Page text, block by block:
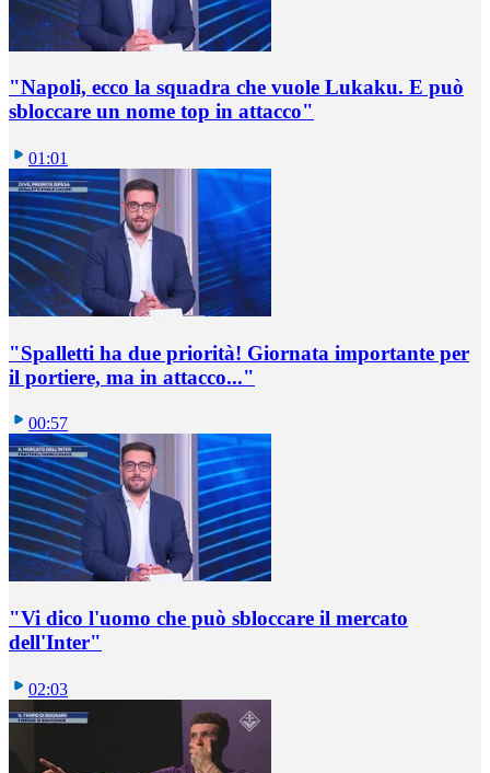
"Napoli, ecco la squadra che vuole Lukaku. E può
sbloccare un nome top in attacco"
01:01
"Spalletti ha due priorità! Giornata importante per
il portiere, ma in attacco..."
00:57
"Vi dico l'uomo che può sbloccare il mercato
dell'Inter"
02:03